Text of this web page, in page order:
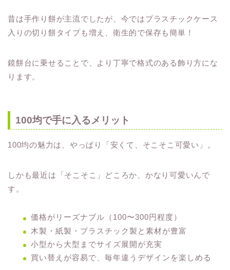
昔は手作り餅が主流でしたが、今ではプラスチックケース
入りの切り餅タイプも増え、衛生的で保存も簡単！
鏡餅台に乗せることで、より丁寧で格式のある飾り方にな
ります。
100均で手に入るメリット
100均の魅力は、やっぱり「安くて、そこそこ可愛い」。
しかも最近は「そこそこ」どころか、かなり可愛いんで
す。
価格がリーズナブル（100〜300円程度）
木製・紙製・プラスチック製と素材が豊富
小型から大型までサイズ展開が充実
買い替えが容易で、毎年違うデザインを楽しめる